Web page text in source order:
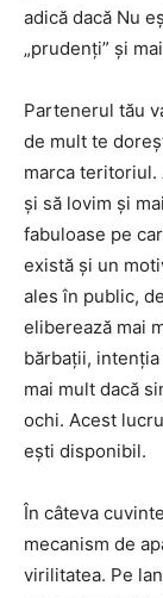
adică dacă Nu
„prudenți” și
Partenerul tău
de mult te
marca teritoriul.
și să lovim și
fabuloase pe
există și un
ales în public,
eliberează mai
bărbații,
mai mult dacă
ochi. Acest
ești disponibil.
În câteva
mecanism de
virilitatea. Pe